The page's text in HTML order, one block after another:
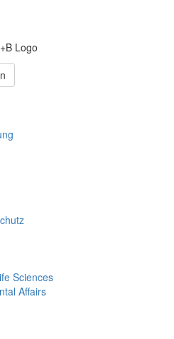
Sciences
Affairs